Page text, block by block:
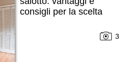
consigli per la scelta
3